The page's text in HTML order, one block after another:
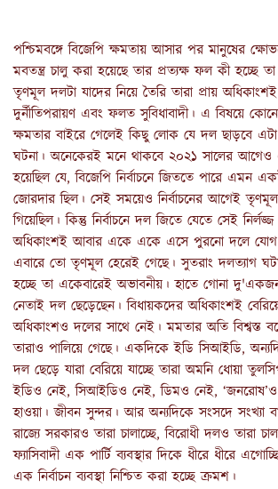
পশ্চিমবঙ্গে বিজেপি ক্ষমতায় আসার পর মানুষের
মবতন্ত্র চালু করা হয়েছে তার প্রত্যক্ষ ফল কী হচ্ছে
তৃণমূল দলটা যাদের নিয়ে তৈরি তারা প্রায়
দুর্নীতিপরায়ণ এবং ফলত সুবিধাবাদী। এ বিষয়ে
ক্ষমতার বাইরে গেলেই কিছু লোক যে দল ছাড়বে এটা
ঘটনা। অনেকেরই মনে থাকবে ২০২১ সালের আগেও
হয়েছিল যে, বিজেপি নির্বাচনে জিততে পারে এমন
জোরদার ছিল। সেই সময়েও নির্বাচনের আগেই
গিয়েছিল। কিন্তু নির্বাচনে দল জিতে যেতে সেই নির্লজ্জ
অধিকাংশই আবার একে একে এসে পুরনো দলে যোগ
এবারে তো তৃণমূল হেরেই গেছে। সুতরাং দলত্যাগ
হচ্ছে তা একেবারেই অভাবনীয়। হাতে গোনা
নেতাই দল ছেড়েছেন। বিধায়কদের অধিকাংশই
অধিকাংশও দলের সাথে নেই। মমতার অতি বিশ্বস্ত
তারাও পালিয়ে গেছে। একদিকে ইডি সিআইডি,
দল ছেড়ে যারা বেরিয়ে যাচ্ছে তারা অমনি ধোয়া
ইডিও নেই, সিআইডিও নেই, ডিমও নেই,
হাওয়া। জীবন সুন্দর। আর অন্যদিকে সংসদে সংখ্যা
রাজ্যে সরকারও তারা চালাচ্ছে, বিরোধী দলও তারা
ফ্যাসিবাদী এক পার্টি ব্যবস্থার দিকে ধীরে ধীরে
এক নির্বাচন ব্যবস্থা নিশ্চিত করা হচ্ছে ক্রমশ।